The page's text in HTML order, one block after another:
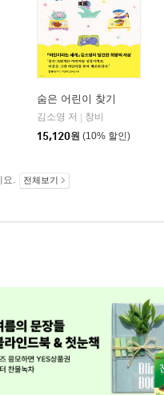
숨은 어린이 찾기
김소영 저
창비
15,120원 (10% 할인)
요. 전체보기